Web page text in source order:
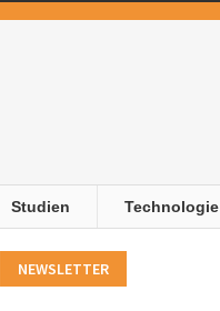
Studien Technologie
NEWSLETTER